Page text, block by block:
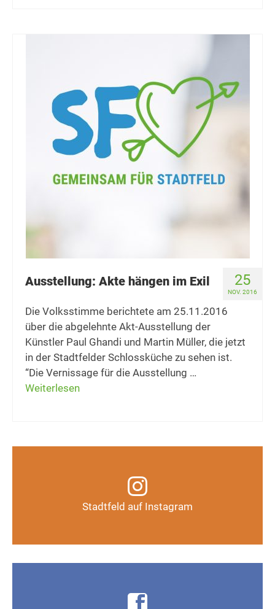
25
NOV. 2016
Ausstellung: Akte hängen im Exil
Die Volksstimme berichtete am 25.11.2016
über die abgelehnte Akt-Ausstellung der
Künstler Paul Ghandi und Martin Müller, die jetzt
in der Stadtfelder Schlossküche zu sehen ist.
“Die Vernissage für die Ausstellung …
Weiterlesen
Stadtfeld auf Instagram
Instagram-Kanal
Auf Instagram folgen
Seite Magdeburg-Stadtfeld